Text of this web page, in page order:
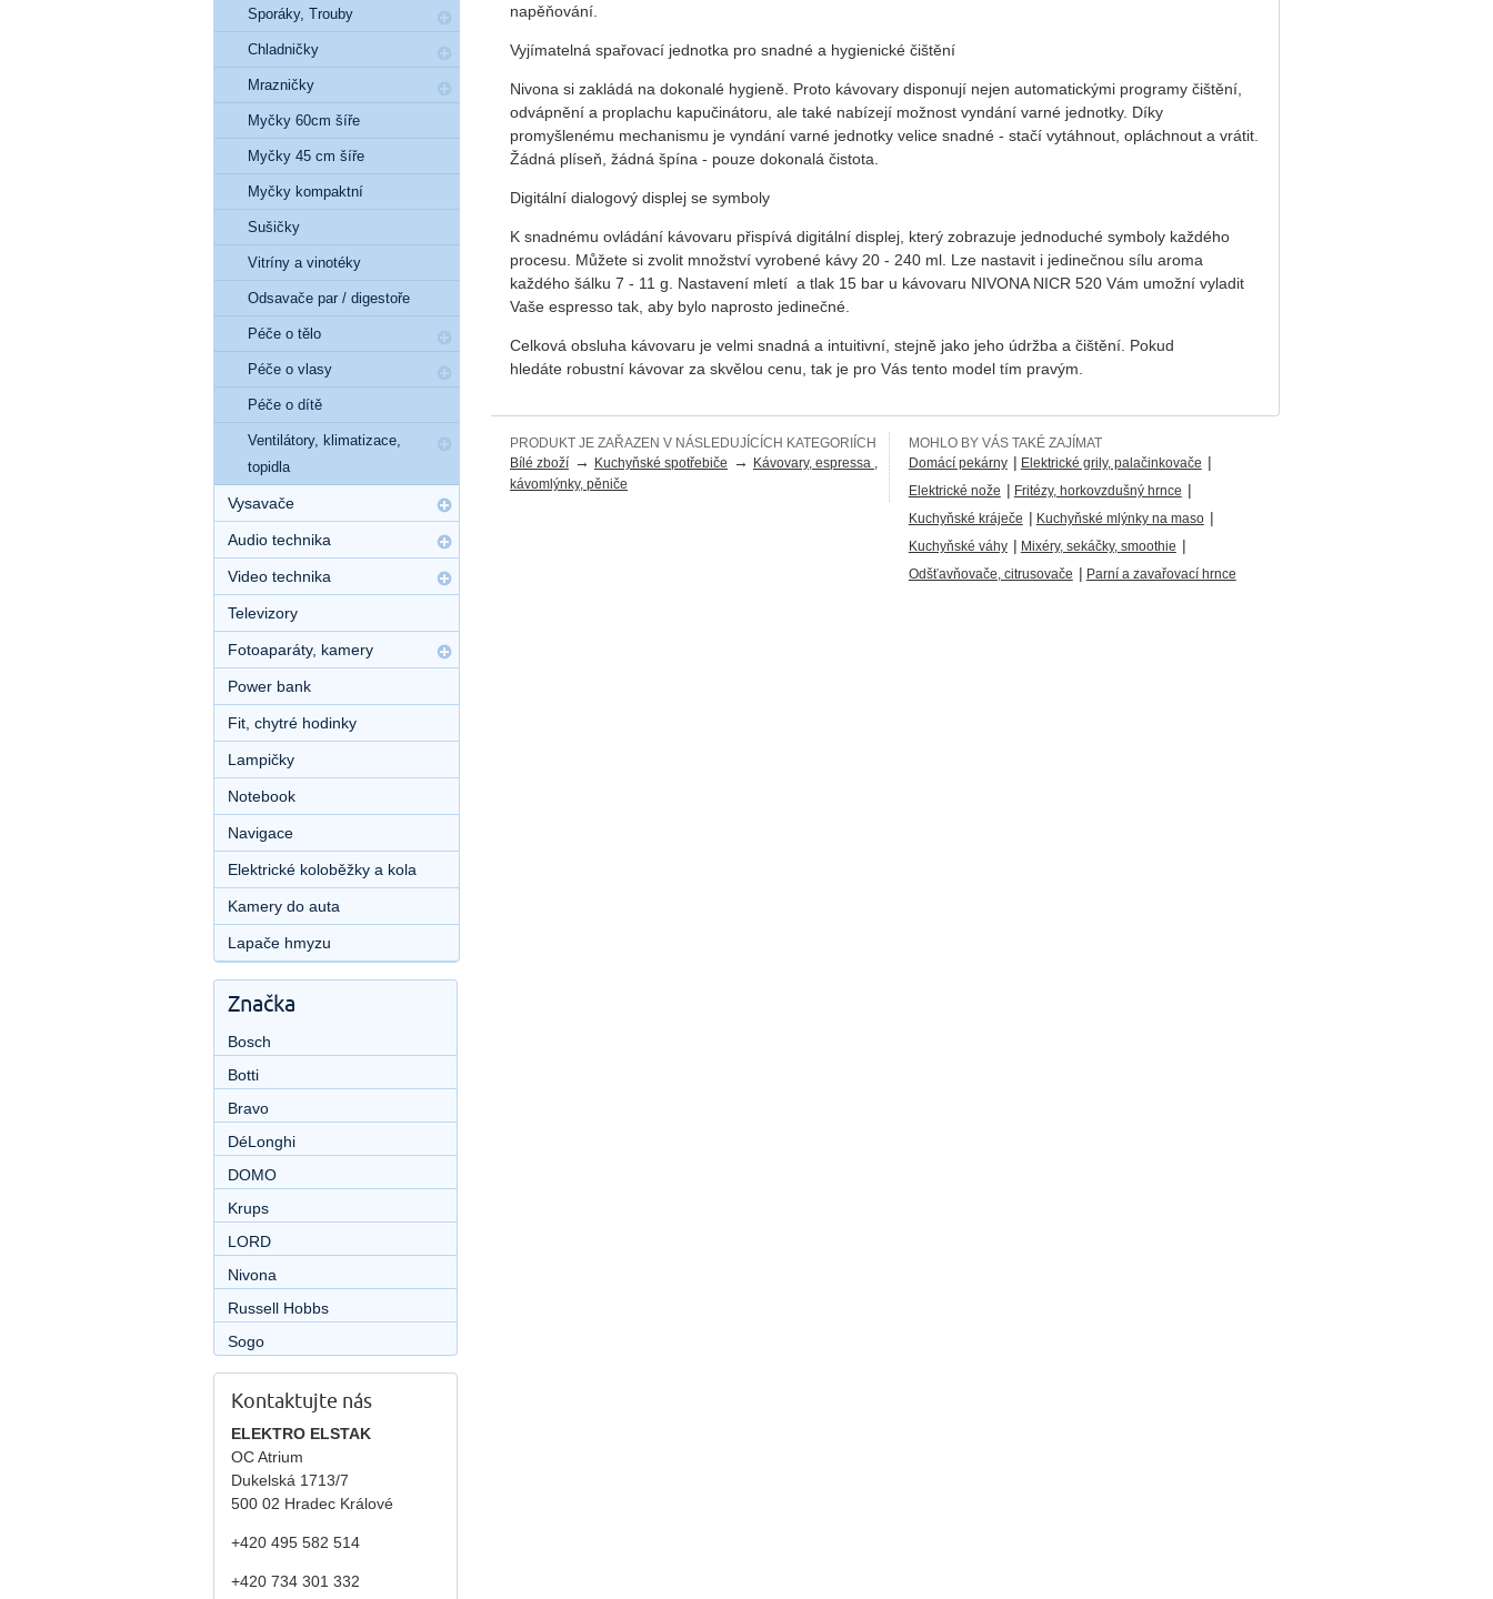
napěňování.
Vyjímatelná spařovací jednotka pro snadné a hygienické čištění
Nivona si zakládá na dokonalé hygieně. Proto kávovary disponují nejen automatickými programy čištění,
odvápnění a proplachu kapučinátoru, ale také nabízejí možnost vyndání varné jednotky. Díky
promyšlenému mechanismu je vyndání varné jednotky velice snadné - stačí vytáhnout, opláchnout a vrátit.
Žádná plíseň, žádná špína - pouze dokonalá čistota.
Digitální dialogový displej se symboly
K snadnému ovládání kávovaru přispívá digitální displej, který zobrazuje jednoduché symboly každého
procesu. Můžete si zvolit množství vyrobené kávy 20 - 240 ml. Lze nastavit i jedinečnou sílu aroma
každého šálku 7 - 11 g. Nastavení mletí a tlak 15 bar u kávovaru NIVONA NICR 520 Vám umožní vyladit
Vaše espresso tak, aby bylo naprosto jedinečné.
Celková obsluha kávovaru je velmi snadná a intuitivní, stejně jako jeho údržba a čištění. Pokud
hledáte robustní kávovar za skvělou cenu, tak je pro Vás tento model tím pravým.
PRODUKT JE ZAŘAZEN V NÁSLEDUJÍCÍCH KATEGORIÍCH
Bílé zboží → Kuchyňské spotřebiče → Kávovary, espressa ,
kávomlýnky, pěniče
MOHLO BY VÁS TAKÉ ZAJÍMAT
Domácí pekárny | Elektrické grily, palačinkovače |
Elektrické nože | Fritézy, horkovzdušný hrnce |
Kuchyňské kráječe | Kuchyňské mlýnky na maso |
Kuchyňské váhy | Mixéry, sekáčky, smoothie |
Odšťavňovače, citrusovače | Parní a zavařovací hrnce
Sporáky, Trouby
Chladničky
Mrazničky
Myčky 60cm šíře
Myčky 45 cm šíře
Myčky kompaktní
Sušičky
Vitríny a vinotéky
Odsavače par / digestoře
Péče o tělo
Péče o vlasy
Péče o dítě
Ventilátory, klimatizace,
topidla
Vysavače
Audio technika
Video technika
Televizory
Fotoaparáty, kamery
Power bank
Fit, chytré hodinky
Lampičky
Notebook
Navigace
Elektrické koloběžky a kola
Kamery do auta
Lapače hmyzu
Značka
Bosch
Botti
Bravo
DéLonghi
DOMO
Krups
LORD
Nivona
Russell Hobbs
Sogo
Kontaktujte nás
ELEKTRO ELSTAK
OC Atrium
Dukelská 1713/7
500 02 Hradec Králové
+420 495 582 514
+420 734 301 332